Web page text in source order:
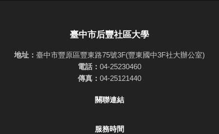
臺中市后豐社區大學
地址： 臺中市豐原區豐東路75號3F(豐東國中3F社大辦公室)
電話： 04-25230460
傳真： 04-25121440
關聯連結
服務時間